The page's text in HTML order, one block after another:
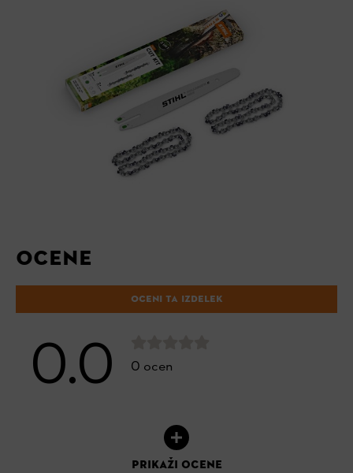
OCENE
OCENI TA IZDELEK
0.0 0 ocen
PRIKAŽI OCENE